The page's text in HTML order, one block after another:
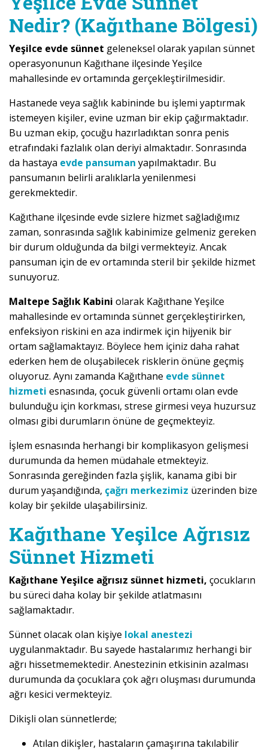
Nedir? (Kağıthane Bölgesi)
Yeşilce evde sünnet geleneksel olarak yapılan sünnet
operasyonunun Kağıthane ilçesinde Yeşilce
mahallesinde ev ortamında gerçekleştirilmesidir.
Hastanede veya sağlık kabininde bu işlemi yaptırmak
istemeyen kişiler, evine uzman bir ekip çağırmaktadır.
Bu uzman ekip, çocuğu hazırladıktan sonra penis
etrafındaki fazlalık olan deriyi almaktadır. Sonrasında
da hastaya evde pansuman yapılmaktadır. Bu
pansumanın belirli aralıklarla yenilenmesi
gerekmektedir.
Kağıthane ilçesinde evde sizlere hizmet sağladığımız
zaman, sonrasında sağlık kabinimize gelmeniz gereken
bir durum olduğunda da bilgi vermekteyiz. Ancak
pansuman için de ev ortamında steril bir şekilde hizmet
sunuyoruz.
Maltepe Sağlık Kabini olarak Kağıthane Yeşilce
mahallesinde ev ortamında sünnet gerçekleştirirken,
enfeksiyon riskini en aza indirmek için hijyenik bir
ortam sağlamaktayız. Böylece hem içiniz daha rahat
ederken hem de oluşabilecek risklerin önüne geçmiş
oluyoruz. Aynı zamanda Kağıthane evde sünnet
hizmeti esnasında, çocuk güvenli ortamı olan evde
bulunduğu için korkması, strese girmesi veya huzursuz
olması gibi durumların önüne de geçmekteyiz.
İşlem esnasında herhangi bir komplikasyon gelişmesi
durumunda da hemen müdahale etmekteyiz.
Sonrasında gereğinden fazla şişlik, kanama gibi bir
durum yaşandığında, çağrı merkezimiz üzerinden bize
kolay bir şekilde ulaşabilirsiniz.
Kağıthane Yeşilce Ağrısız
Sünnet Hizmeti
Kağıthane Yeşilce ağrısız sünnet hizmeti, çocukların
bu süreci daha kolay bir şekilde atlatmasını
sağlamaktadır.
Sünnet olacak olan kişiye lokal anestezi
uygulanmaktadır. Bu sayede hastalarımız herhangi bir
ağrı hissetmemektedir. Anestezinin etkisinin azalması
durumunda da çocuklara çok ağrı oluşması durumunda
ağrı kesici vermekteyiz.
Dikişli olan sünnetlerde;
Atılan dikişler, hastaların çamaşırına takılabilir